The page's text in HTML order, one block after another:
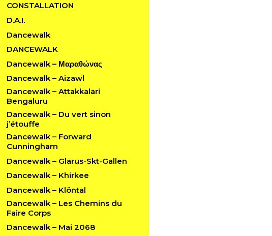
CONSTALLATION
D.A.I.
Dancewalk
DANCEWALK
Dancewalk – Μαραθώνας
Dancewalk – Aizawl
Dancewalk – Attakkalari
Bengaluru
Dancewalk – Du vert sinon
j’étouffe
Dancewalk – Forward
Cunningham
Dancewalk – Glarus-Skt-Gallen
Dancewalk – Khirkee
Dancewalk – Klöntal
Dancewalk – Les Chemins du
Faire Corps
Dancewalk – Mai 2068